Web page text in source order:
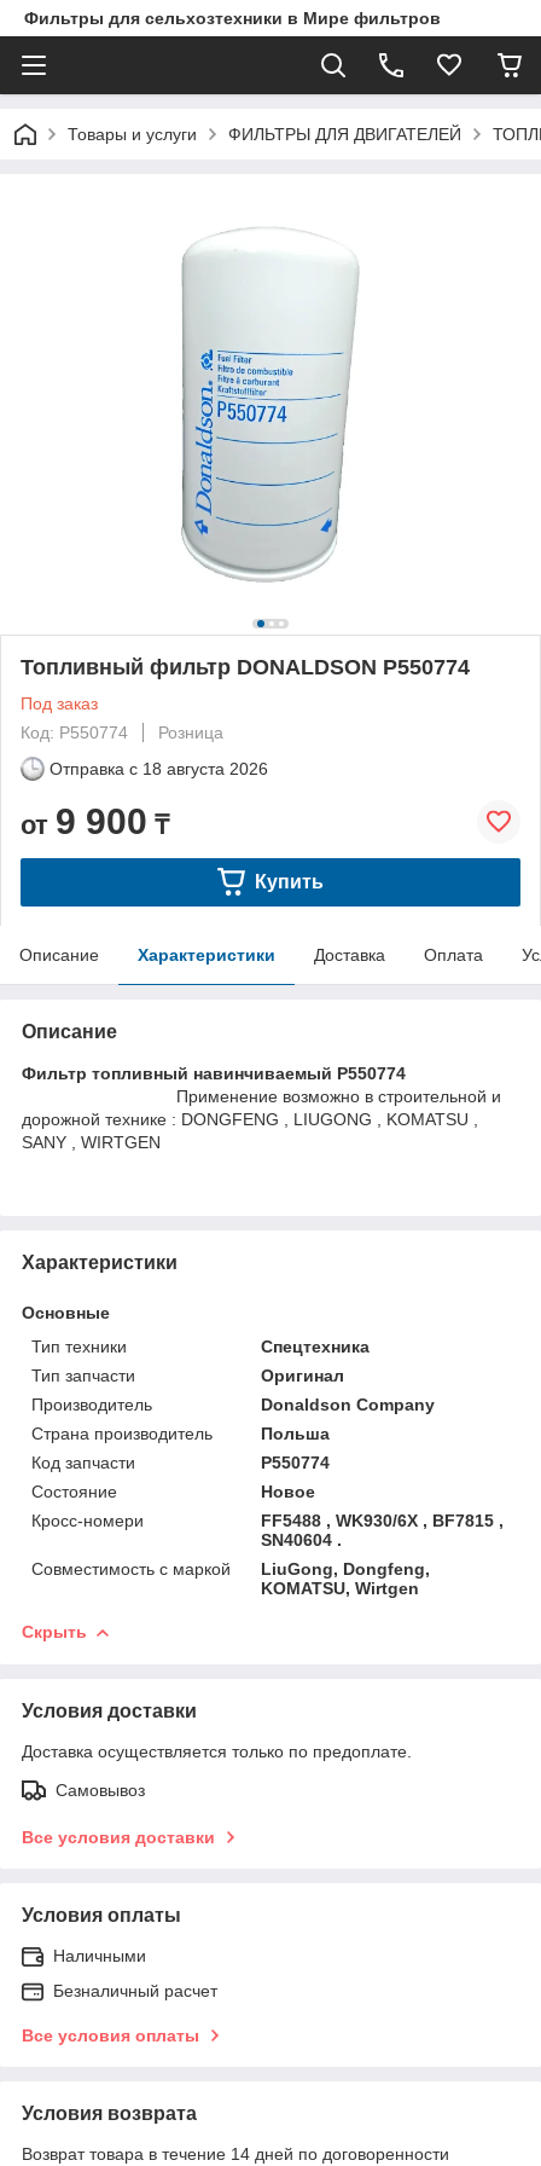
Фильтры для сельхозтехники в Мире фильтров
Товары и услуги ФИЛЬТРЫ ДЛЯ ДВИГАТЕЛЕЙ
Топливный фильтр DONALDSON P550774
Под заказ
Код: P550774
Розница
Отправка с 18 августа 2026
от 9 900 ₸
Купить
Описание Характеристики Доставка Оплата
Описание
Фильтр топливный навинчиваемый P550774
Применение возможно в строительной и
дорожной технике : DONGFENG , LIUGONG , KOMATSU ,
SANY , WIRTGEN
Характеристики
Основные
Тип техники
Спецтехника
Тип запчасти
Оригинал
Производитель
Donaldson Company
Страна производитель
Польша
Код запчасти
P550774
Состояние
Новое
Кросс-номери
FF5488 , WK930/6X , BF7815 ,
SN40604 .
Совместимость с маркой
LiuGong, Dongfeng,
KOMATSU, Wirtgen
Скрыть
Условия доставки
Доставка осуществляется только по предоплате.
Самовывоз
Все условия доставки
Условия оплаты
Наличными
Безналичный расчет
Все условия оплаты
Условия возврата
Возврат товара в течение 14 дней по договоренности